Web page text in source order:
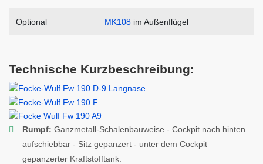
Optional MK108 im Außenflügel
Technische Kurzbeschreibung:
Rumpf: Ganzmetall-Schalenbauweise - Cockpit nach hinten
aufschiebbar - Sitz gepanzert - unter dem Cockpit
gepanzerter Kraftstofftank.